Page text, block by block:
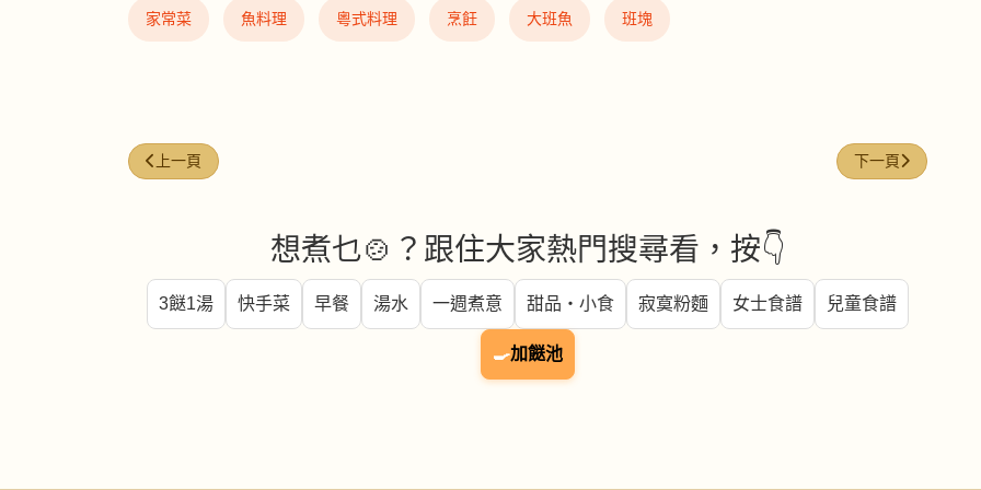
家常菜 魚料理 粵式料理 烹飪 大班魚 班塊
上一篇文章: 蠔仔油條
上一頁 下一篇文章: 蝦仁
下一頁
想煮乜🍲？跟住大家熱門搜尋看，按👇
3餸1湯 快手菜 早餐 湯水 一週煮意 甜品・小食 寂寞粉麵 女士食譜 兒童食譜
🍳加餸池